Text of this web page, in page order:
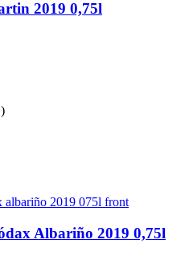
2019 0,75l
Albariño 2019 0,75l